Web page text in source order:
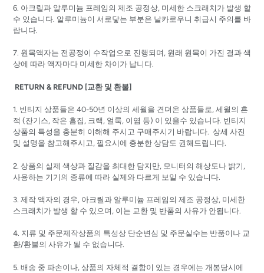
6. 아크릴과 알루미늄 프레임의 제조 공정상, 미세한 스크래치가 발생 할
수 있습니다. 알루미늄이 서로닿는 부분은 날카로우니 취급시 주의를 바
랍니다.
7. 원목액자는 전공정이 수작업으로 진행되며, 원래 원목이 가진 결과 색
상에 따라 액자마다 미세한 차이가 납니다.
RETURN & REFUND [교환 및 환불]
1. 빈티지 상품들은 40-50년 이상의 세월을 견뎌온 상품들로, 세월의 흔
적 (잔기스, 작은 흠집, 크랙, 얼룩, 이염 등) 이 있을수 있습니다. 빈티지
상품의 특성을 충분히 이해해 주시고 구매주시기 바랍니다. 상세 사진
및 설명을 참고해주시고, 필요시에 충분한 상담도 권해드립니다.
2. 상품의 실제 색상과 질감을 최대한 담지만, 모니터의 해상도나 밝기,
사용하는 기기의 종류에 따라 실제와 다르게 보일 수 있습니다.
3. 제작 액자의 경우, 아크릴과 알루미늄 프레임의 제조 공정상, 미세한
스크래치가 발생 할 수 있으며, 이는 교환 및 반품의 사유가 안됩니다.
4. 지류 및 주문제작상품의 특성상 단순변심 및 주문실수는 반품이나 교
환/환불의 사유가 될 수 없습니다.
5. 배송 중 파손이나, 상품의 자체적 결함이 있는 경우에는 개봉당시에